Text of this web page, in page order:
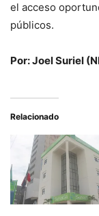
el acceso
públicos.
Por: Joel Suriel (N
Relacionado